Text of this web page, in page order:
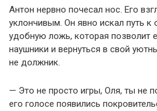
Антон нервно почесал нос. Его
уклончивым. Он явно искал путь к
удобную ложь, которая позволит
наушники и вернуться в свой
не должник.
— Это не просто игры, Оля, ты не
его голосе появились